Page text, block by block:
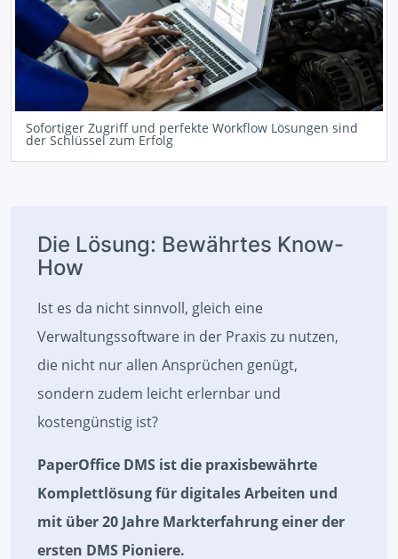
Sofortiger Zugriff und perfekte Workflow Lösungen sind
der Schlüssel zum Erfolg
Die Lösung: Bewährtes Know-
How
Ist es da nicht sinnvoll, gleich eine
Verwaltungssoftware in der Praxis zu nutzen,
die nicht nur allen Ansprüchen genügt,
sondern zudem leicht erlernbar und
kostengünstig ist?
PaperOffice DMS ist die praxisbewährte
Komplettlösung für digitales Arbeiten und
mit über 20 Jahre Markterfahrung einer der
ersten DMS Pioniere.